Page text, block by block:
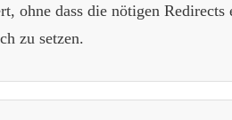
ohne dass die nötigen
zu setzen.